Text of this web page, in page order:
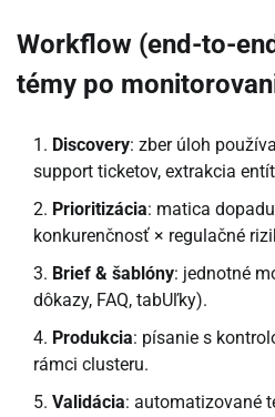
Workflow (end-to-
témy po
Discovery: zber úloh
support ticketov, extrakcia
Prioritizácia: matica
konkurenčnosť × regulačné
Brief & šablóny: jednotné
dôkazy, FAQ, tabUľky).
Produkcia: písanie s
rámci clusteru.
Validácia: automatizované